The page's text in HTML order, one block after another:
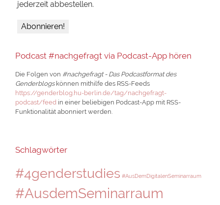
jederzeit abbestellen.
Podcast #nachgefragt via Podcast-App hören
Die Folgen von #nachgefragt - Das Podcastformat des
Genderblogskönnen mithilfe des RSS-Feeds
https://genderblog.hu-berlin.de/tag/nachgefragt-
podcast/feed in einer beliebigen Podcast-App mit RSS-
Funktionalität abonniert werden.
Schlagwörter
#4genderstudies #AusDemDigitalenSeminarraum
#AusdemSeminarraum